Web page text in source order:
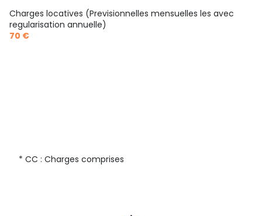
Charges locatives (Previsionnelles mensuelles les avec
regularisation annuelle)
70 €
* CC : Charges comprises